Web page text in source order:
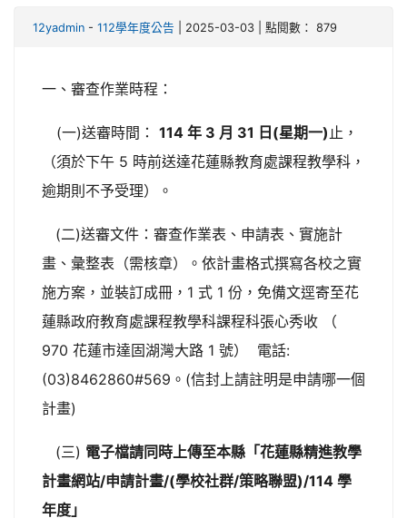
12yadmin - 112學年度公告 | 2025-03-03 | 點閱數： 879
一、審查作業時程：
(一)送審時間： 114 年 3 月 31 日(星期一) 止，
（須於下午 5 時前送達花蓮縣教育處課程教學科，
逾期則不予受理）。
(二)送審文件：審查作業表、申請表、實施計
畫、彙整表（需核章）。依計畫格式撰寫各校之實
施方案，並裝訂成冊，1 式 1 份，免備文逕寄至花
蓮縣政府教育處課程教學科課程科張心秀收 （
970 花蓮市達固湖灣大路 1 號） 電話:
(03)8462860#569。(信封上請註明是申請哪一個
計畫)
(三) 電子檔請同時上傳至本縣「花蓮縣精進教學
計畫網站/申請計畫/(學校社群/策略聯盟)/114 學
年度」